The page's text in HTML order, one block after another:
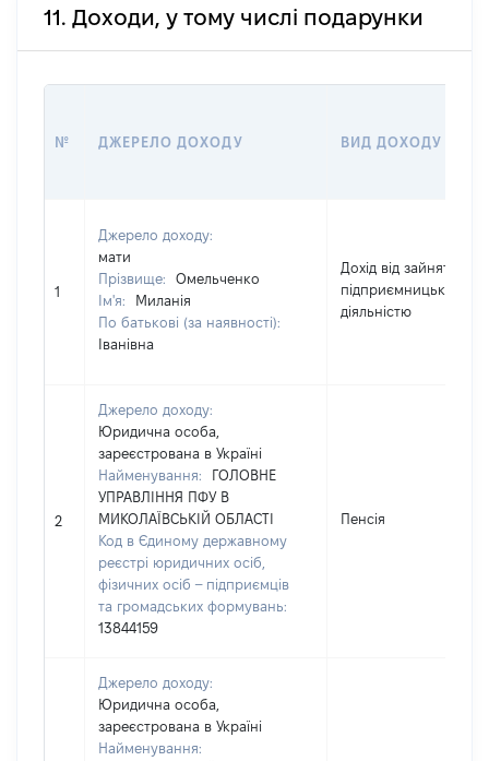
11. Доходи, у тому числі подарунки
№ ДЖЕРЕЛО ДОХОДУ ВИД ДОХОДУ
1
Джерело доходу:
мати
Прізвище:
Омельченко
Ім'я:
Миланія
По батькові (за наявності):
Іванівна
Дохід від зайняття
підприємницькою
діяльністю
2
Джерело доходу:
Юридична особа,
зареєстрована в Україні
Найменування:
ГОЛОВНЕ
УПРАВЛІННЯ ПФУ В
МИКОЛАЇВСЬКІЙ ОБЛАСТІ
Код в Єдиному державному
реєстрі юридичних осіб,
фізичних осіб – підприємців
та громадських формувань:
13844159
Пенсія
Джерело доходу:
Юридична особа,
зареєстрована в Україні
Найменування: